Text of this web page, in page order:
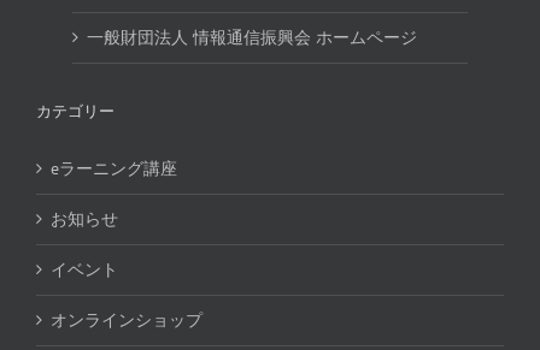
一般財団法人 情報通信振興会 ホームページ
カテゴリー
eラーニング講座
お知らせ
イベント
オンラインショップ